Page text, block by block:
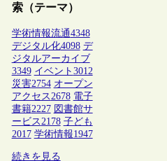
索（テーマ）
学術情報流通4348
デジタル化4098 デ
ジタルアーカイブ
3349 イベント 3012
災害2754 オープン
アクセス 2678 電子
書籍2227 図書館サ
ービス 2178 子ども
2017 学術情報1947
続きを見る